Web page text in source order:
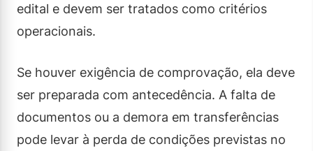
edital e devem ser tratados como critérios
operacionais.
Se houver exigência de comprovação, ela deve
ser preparada com antecedência. A falta de
documentos ou a demora em transferências
pode levar à perda de condições previstas no